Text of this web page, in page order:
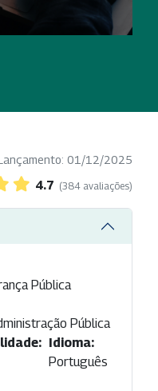
01/12/2025
4.7 (384 avaliações)
Pública
Pública
Idioma:
Português